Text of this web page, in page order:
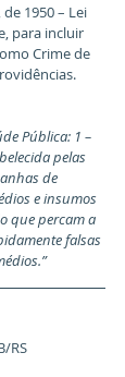
de 1950 – Lei
para incluir
Crime de
Pública: 1 –
pelas
de
e insumos
que percam a
falsas
RS